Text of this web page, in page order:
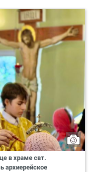
в храме свт.
архиерейское